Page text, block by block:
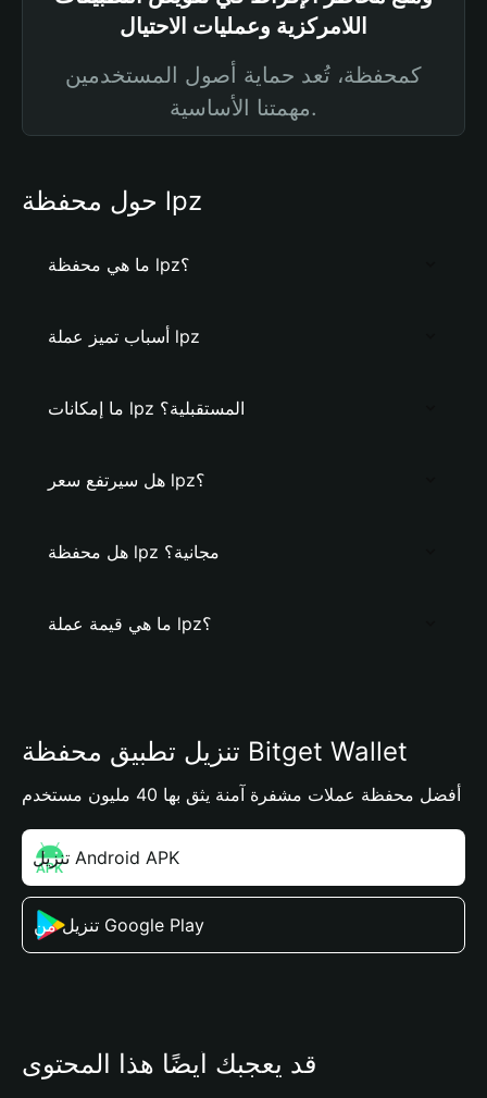
اللامركزية وعمليات الاحتيال
كمحفظة، تُعد حماية أصول المستخدمين
مهمتنا الأساسية.
حول محفظة lpz
ما هي محفظة lpz؟
أسباب تميز عملة lpz
ما إمكانات lpz المستقبلية؟
هل سيرتفع سعر lpz؟
هل محفظة lpz مجانية؟
ما هي قيمة عملة lpz؟
تنزيل تطبيق محفظة Bitget Wallet
أفضل محفظة عملات مشفرة آمنة يثق بها 40 مليون مستخدم
تنزيل Android APK
تنزيل من Google Play
قد يعجبك أيضًا هذا المحتوى